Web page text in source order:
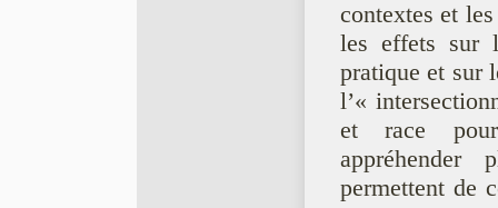
contextes et
les effets sur
pratique et sur
l’«
et race
permettent de